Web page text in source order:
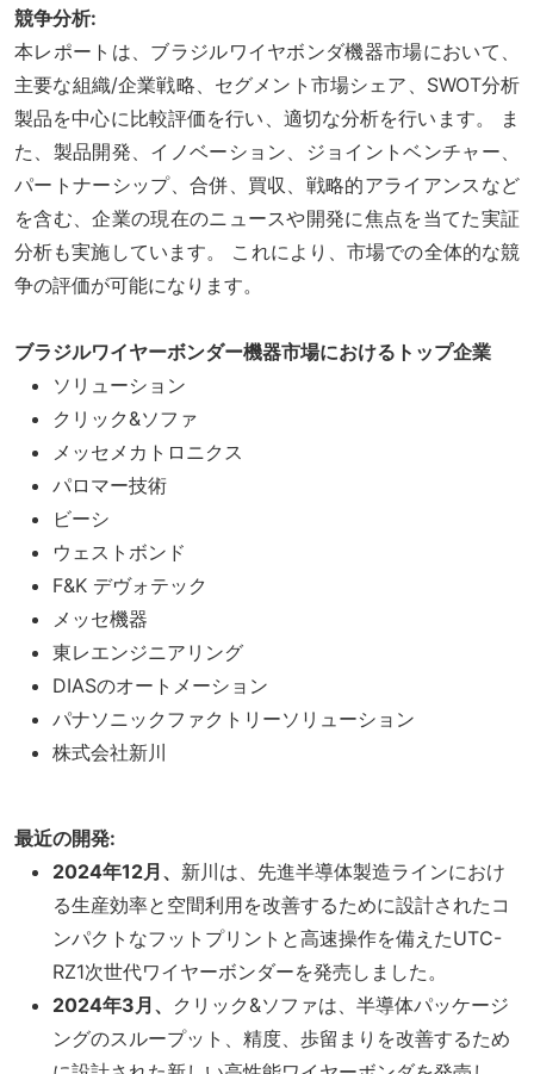
競争分析:
本レポートは、ブラジルワイヤボンダ機器市場において、
主要な組織/企業戦略、セグメント市場シェア、SWOT分析
製品を中心に比較評価を行い、適切な分析を行います。 ま
た、製品開発、イノベーション、ジョイントベンチャー、
パートナーシップ、合併、買収、戦略的アライアンスなど
を含む、企業の現在のニュースや開発に焦点を当てた実証
分析も実施しています。 これにより、市場での全体的な競
争の評価が可能になります。
ブラジルワイヤーボンダー機器市場におけるトップ企業
ソリューション
クリック&ソファ
メッセメカトロニクス
パロマー技術
ビーシ
ウェストボンド
F&K デヴォテック
メッセ機器
東レエンジニアリング
DIASのオートメーション
パナソニックファクトリーソリューション
株式会社新川
最近の開発:
2024年12月、 新川は、先進半導体製造ラインにおけ
る生産効率と空間利用を改善するために設計されたコ
ンパクトなフットプリントと高速操作を備えたUTC-
RZ1次世代ワイヤーボンダーを発売しました。
2024年3月、 クリック&ソファは、半導体パッケージ
ングのスループット、精度、歩留まりを改善するため